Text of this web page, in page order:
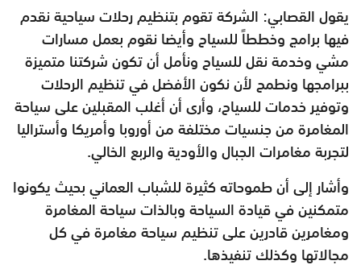
يقول القصابي: الشركة تقوم بتنظيم رحلات سياحية نقدم
فيها برامج وخططاً للسياح وأيضا نقوم بعمل مسارات
مشي وخدمة نقل للسياح ونأمل أن تكون شركتنا متميزة
ببرامجها ونطمح لأن نكون الأفضل في تنظيم الرحلات
وتوفير خدمات للسياح، وأرى أن أغلب المقبلين على سياحة
المغامرة من جنسيات مختلفة من أوروبا وأمريكا وأستراليا
لتجربة مغامرات الجبال والأودية والربع الخالي.
وأشار إلى أن طموحاته كثيرة للشباب العماني بحيث يكونوا
متمكنين في قيادة السياحة وبالذات سياحة المغامرة
ومغامرين قادرين على تنظيم سياحة مغامرة في كل
مجالاتها وكذلك تنفيذها.